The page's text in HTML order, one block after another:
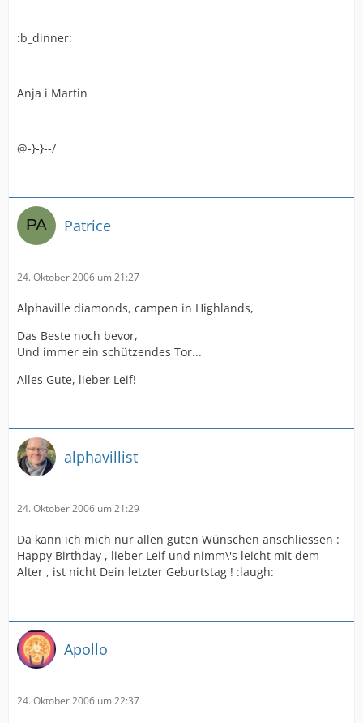
:b_dinner:
Anja i Martin
@-}-}--/
Patrice
24. Oktober 2006 um 21:27
Alphaville diamonds, campen in Highlands,
Das Beste noch bevor,
Und immer ein schützendes Tor...
Alles Gute, lieber Leif!
alphavillist
24. Oktober 2006 um 21:29
Da kann ich mich nur allen guten Wünschen anschliessen :
Happy Birthday , lieber Leif und nimm\'s leicht mit dem
Alter , ist nicht Dein letzter Geburtstag ! :laugh:
Apollo
24. Oktober 2006 um 22:37